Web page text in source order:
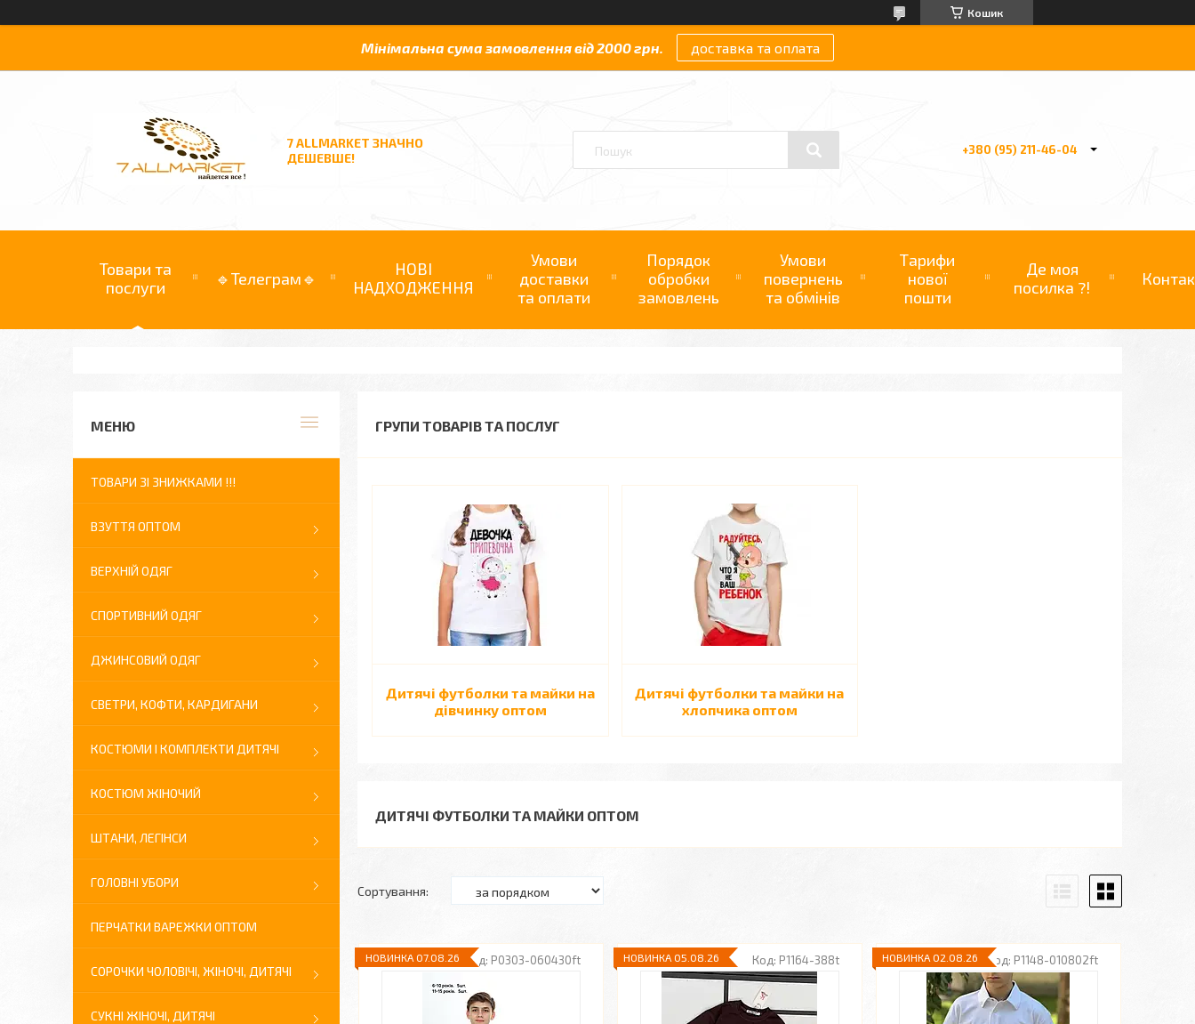
Кошик
Мінімальна сума замовлення від 2000 грн. доставка та оплата
7 ALLMARKET ЗНАЧНО
ДЕШЕВШЕ!
+380 (95) 211-46-04
Товари та
послуги
🔹Телеграм🔹
НОВІ
НАДХОДЖЕННЯ
Умови
доставки
та оплати
Порядок
обробки
замовлень
Умови
повернень
та обмінів
Тарифи
нової
пошти
Де моя
посилка ?!
ГРУПИ ТОВАРІВ ТА ПОСЛУГ
Дитячі футболки та майки на
дівчинку оптом
Дитячі футболки та майки на
хлопчика оптом
ДИТЯЧІ ФУТБОЛКИ ТА МАЙКИ ОПТОМ
P0303-060430ft
НОВИНКА 07.08.26 P1164-388t
НОВИНКА 05.08.26 P1148-010802ft
НОВИНКА 02.08.26
ТОВАРИ ЗІ ЗНИЖКАМИ !!!
ВЗУТТЯ ОПТОМ
ВЕРХНІЙ ОДЯГ
СПОРТИВНИЙ ОДЯГ
ДЖИНСОВИЙ ОДЯГ
СВЕТРИ, КОФТИ, КАРДИГАНИ
КОСТЮМИ І КОМПЛЕКТИ ДИТЯЧІ
КОСТЮМ ЖІНОЧИЙ
ШТАНИ, ЛЕГІНСИ
ГОЛОВНІ УБОРИ
ПЕРЧАТКИ ВАРЕЖКИ ОПТОМ
СОРОЧКИ ЧОЛОВІЧІ, ЖІНОЧІ, ДИТЯЧІ
СУКНІ ЖІНОЧІ, ДИТЯЧІ